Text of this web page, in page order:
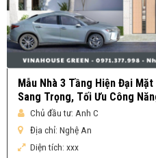
Mẫu Nhà 3 Tầng Hiện Đại
Sang Trọng, Tối Ưu Công
Chủ đầu tư: Anh C
Địa chỉ: Nghệ An
Diện tích: xxx